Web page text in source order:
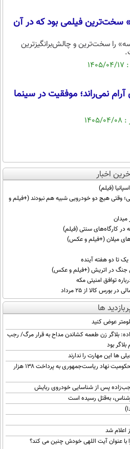
سخت‌ترین فیلمی بود که در آن
را سخت‌ترین و چالش‌برانگیزترین
نمی‌راند؛ موفقیت در سینما
اخبار
(فیلم)
وقتی هیچ دو خودرویی شبیه هم نبودند (+فیلم و
میدان
در کارگاه‌های سنتی (فیلم)
میلان (+فیلم و عکس)
تا دو هفته آینده
جنگ در اتریش (+فیلم و عکس)
توافق امنیتی مکه
بورس کالا از ۲۵ مرداد
ها
بلاگر زن طعمه کشاندن مداح به قرار مرگ/ رجب
ها این مهارت را ندارند
دعوای حقوقی میان دو نهاد دولتی؛ محکومیت نهاد ریاست‌جمهوری به پرداخت ۱۳۸ هزار
پس از شناسایی خودروی ربایش
به‌قتل رسیده است
با عنوان آیت اللهی خودش چنین می کند؟